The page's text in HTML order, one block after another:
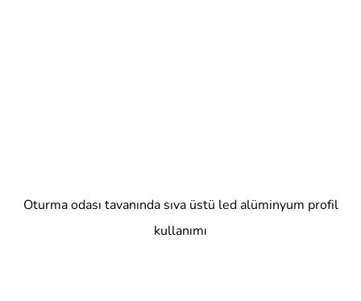
Oturma odası tavanında sıva üstü led alüminyum profil
kullanımı